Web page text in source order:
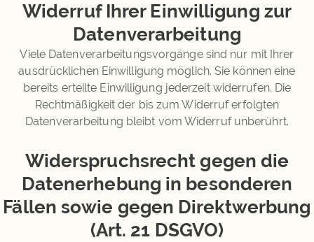
Widerruf Ihrer Einwilligung zur
Datenverarbeitung
Viele Datenverarbeitungsvorgänge sind nur mit Ihrer
ausdrücklichen Einwilligung möglich. Sie können eine
bereits erteilte Einwilligung jederzeit widerrufen. Die
Rechtmäßigkeit der bis zum Widerruf erfolgten
Datenverarbeitung bleibt vom Widerruf unberührt.
Widerspruchsrecht gegen die
Datenerhebung in besonderen
Fällen sowie gegen Direktwerbung
(Art. 21 DSGVO)